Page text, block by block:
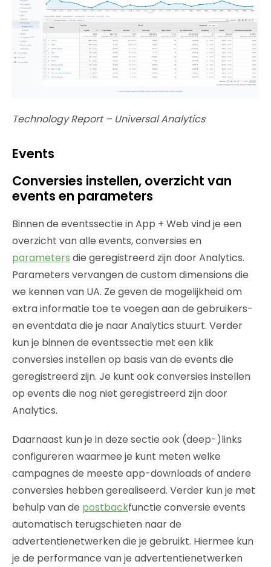
Technology Report – Universal Analytics
Events
Conversies instellen, overzicht van
events en parameters
Binnen de eventssectie in App + Web vind je een
overzicht van alle events, conversies en
parameters die geregistreerd zijn door Analytics.
Parameters vervangen de custom dimensions die
we kennen van UA. Ze geven de mogelijkheid om
extra informatie toe te voegen aan de gebruikers-
en eventdata die je naar Analytics stuurt. Verder
kun je binnen de eventssectie met een klik
conversies instellen op basis van de events die
geregistreerd zijn. Je kunt ook conversies instellen
op events die nog niet geregistreerd zijn door
Analytics.
Daarnaast kun je in deze sectie ook (deep-)links
configureren waarmee je kunt meten welke
campagnes de meeste app-downloads of andere
conversies hebben gerealiseerd. Verder kun je met
behulp van de postbackfunctie conversie events
automatisch terugschieten naar de
advertentienetwerken die je gebruikt. Hiermee kun
je de performance van je advertentienetwerken